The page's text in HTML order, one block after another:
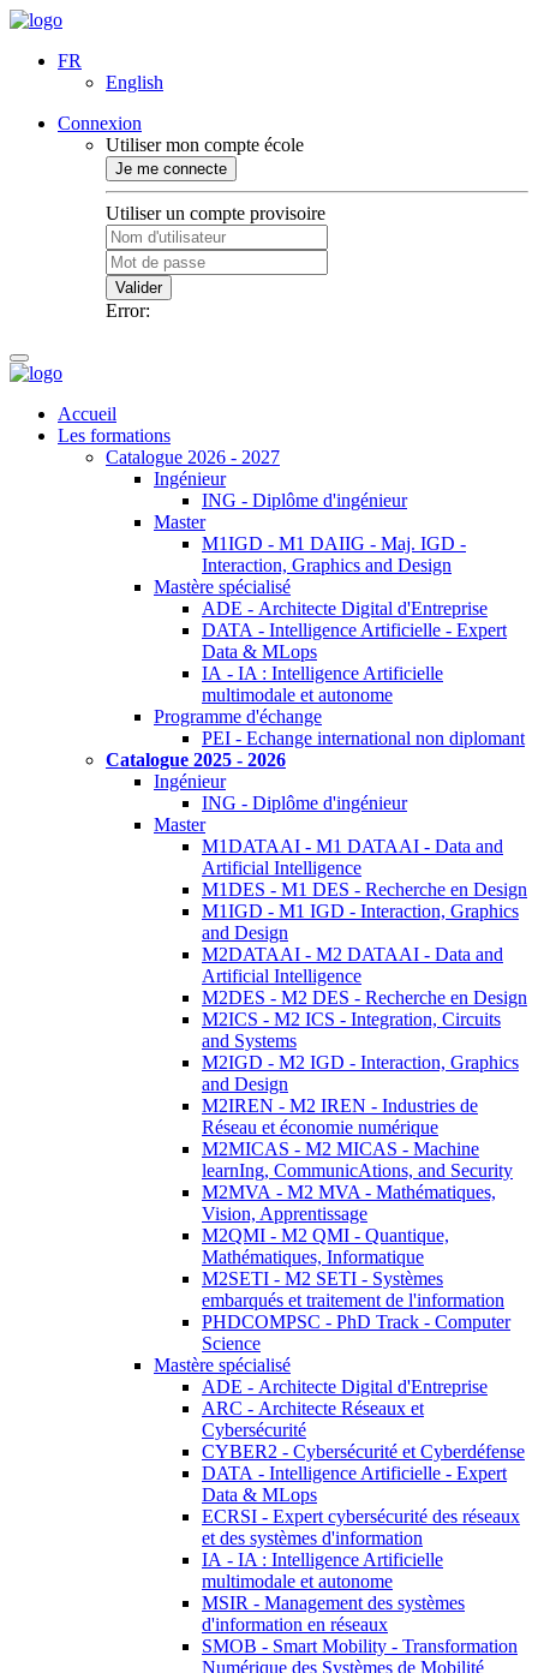
FR
English
Connexion
Utiliser mon compte école
Je me connecte
Utiliser un compte provisoire
Valider
Error:
Accueil
Les formations
Catalogue 2026 - 2027
Ingénieur
ING - Diplôme d'ingénieur
Master
M1IGD - M1 DAIIG - Maj. IGD -
Interaction, Graphics and Design
Mastère spécialisé
ADE - Architecte Digital d'Entreprise
DATA - Intelligence Artificielle - Expert
Data & MLops
IA - IA : Intelligence Artificielle
multimodale et autonome
Programme d'échange
PEI - Echange international non diplomant
Catalogue 2025 - 2026
Ingénieur
ING - Diplôme d'ingénieur
Master
M1DATAAI - M1 DATAAI - Data and
Artificial Intelligence
M1DES - M1 DES - Recherche en Design
M1IGD - M1 IGD - Interaction, Graphics
and Design
M2DATAAI - M2 DATAAI - Data and
Artificial Intelligence
M2DES - M2 DES - Recherche en Design
M2ICS - M2 ICS - Integration, Circuits
and Systems
M2IGD - M2 IGD - Interaction, Graphics
and Design
M2IREN - M2 IREN - Industries de
Réseau et économie numérique
M2MICAS - M2 MICAS - Machine
learnIng, CommunicAtions, and Security
M2MVA - M2 MVA - Mathématiques,
Vision, Apprentissage
M2QMI - M2 QMI - Quantique,
Mathématiques, Informatique
M2SETI - M2 SETI - Systèmes
embarqués et traitement de l'information
PHDCOMPSC - PhD Track - Computer
Science
Mastère spécialisé
ADE - Architecte Digital d'Entreprise
ARC - Architecte Réseaux et
Cybersécurité
CYBER2 - Cybersécurité et Cyberdéfense
DATA - Intelligence Artificielle - Expert
Data & MLops
ECRSI - Expert cybersécurité des réseaux
et des systèmes d'information
IA - IA : Intelligence Artificielle
multimodale et autonome
MSIR - Management des systèmes
d'information en réseaux
SMOB - Smart Mobility - Transformation
Numérique des Systèmes de Mobilité